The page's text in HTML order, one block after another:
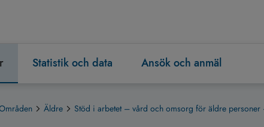
Statistik och data Ansök och anmäl
Äldre Stöd i arbetet – vård och omsorg för äldre personer